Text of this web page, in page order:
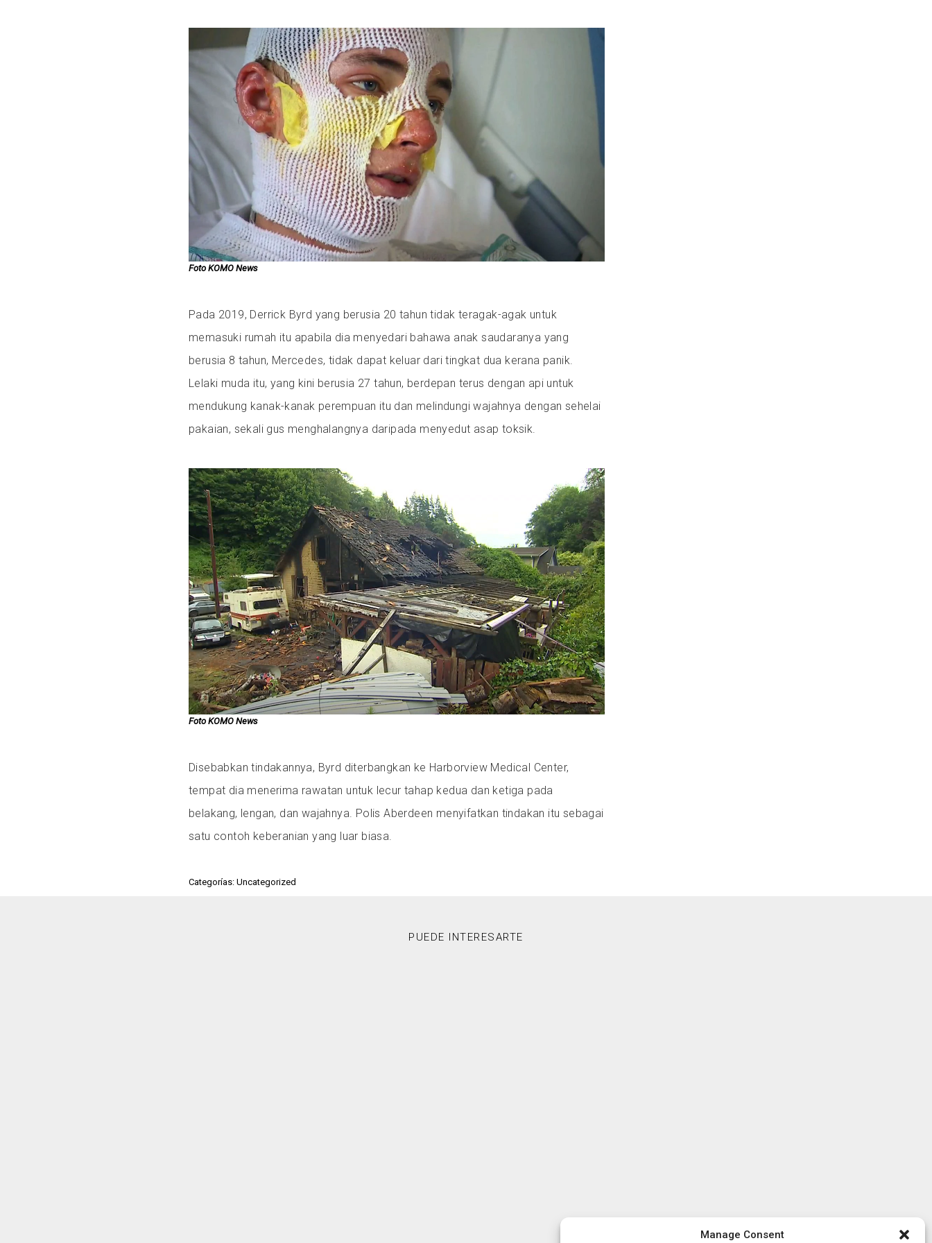
Manage Consent
Foto KOMO News
Pada 2019, Derrick Byrd yang berusia 20 tahun tidak teragak-agak untuk
memasuki rumah itu apabila dia menyedari bahawa anak saudaranya yang
berusia 8 tahun, Mercedes, tidak dapat keluar dari tingkat dua kerana panik.
Lelaki muda itu, yang kini berusia 27 tahun, berdepan terus dengan api untuk
mendukung kanak-kanak perempuan itu dan melindungi wajahnya dengan sehelai
pakaian, sekali gus menghalangnya daripada menyedut asap toksik.
Foto KOMO News
Disebabkan tindakannya, Byrd diterbangkan ke Harborview Medical Center,
tempat dia menerima rawatan untuk lecur tahap kedua dan ketiga pada
belakang, lengan, dan wajahnya. Polis Aberdeen menyifatkan tindakan itu sebagai
satu contoh keberanian yang luar biasa.
Categorías: Uncategorized
PUEDE INTERESARTE